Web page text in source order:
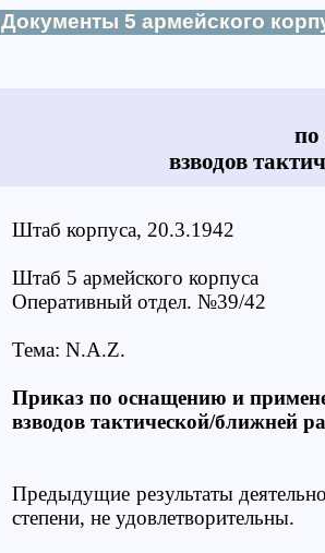
Документы 5 армейского
взводов
Штаб корпуса, 20.3.1942
Штаб 5 армейского корпуса
Оперативный отдел. №39/42
Тема: N.A.Z.
Приказ по оснащению и
взводов тактической/ближней
Предыдущие результаты
степени, не удовлетворительны.